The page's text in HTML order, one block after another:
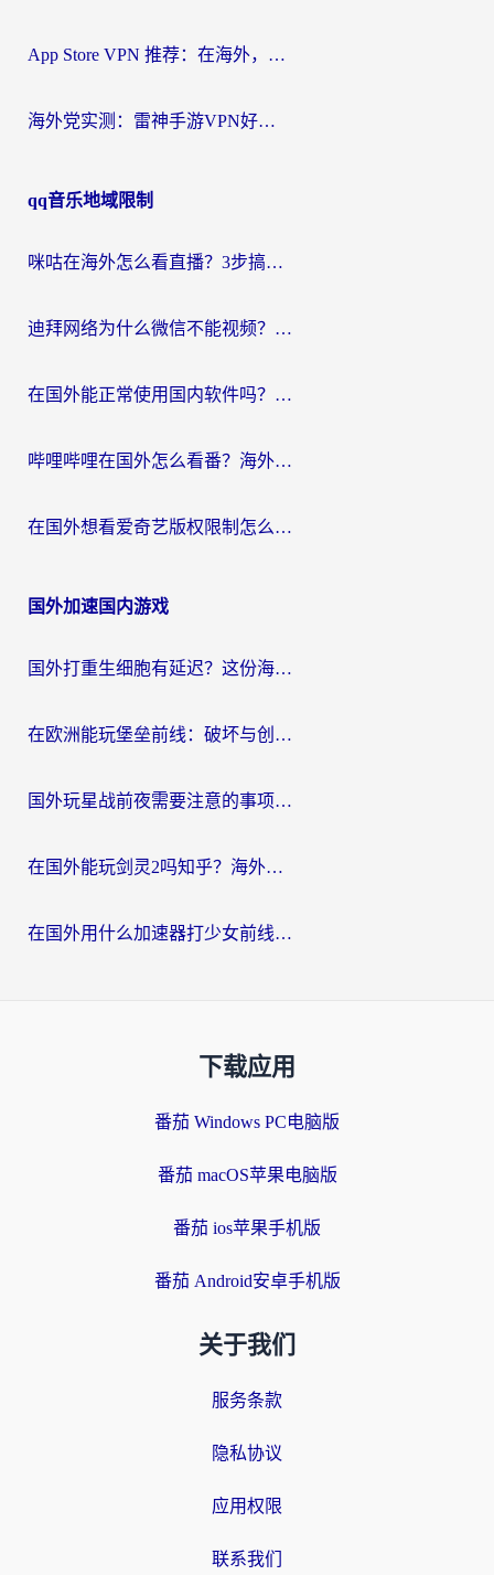
App Store VPN 推荐：在海外，如何找回那扇回家的“任意门”？
海外党实测：雷神手游VPN好用吗？和闪电VPN对比哪个回国效果更好？附小众工具深度测评
qq音乐地域限制
咪咕在海外怎么看直播？3步搞定地域限制，还能畅看腾讯视频与国内热剧
迪拜网络为什么微信不能视频？海外党必看的回国加速全攻略
在国外能正常使用国内软件吗？海外党亲测有效的无缝访问指南
哔哩哔哩在国外怎么看番？海外党追剧看片的终极解决方案
在国外想看爱奇艺版权限制怎么办？海外华人必看的追剧自由指南
国外加速国内游戏
国外打重生细胞有延迟？这份海外畅玩国服游戏加速器终极指南请收好
在欧洲能玩堡垒前线：破坏与创造吗？海外党国服游戏不卡顿的秘密
国外玩星战前夜需要注意的事项：一份来自老玩家的网络生存指南
在国外能玩剑灵2吗知乎？海外党亲测有效的国服游戏加速指南
在国外用什么加速器打少女前线：云图计划不卡？一个老玩家的掏心分享
下载应用
番茄 Windows PC电脑版
番茄 macOS苹果电脑版
番茄 ios苹果手机版
番茄 Android安卓手机版
关于我们
服务条款
隐私协议
应用权限
联系我们